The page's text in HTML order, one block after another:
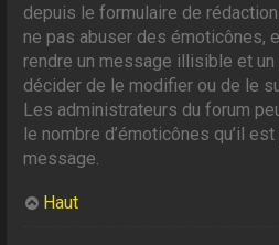
depuis le formulaire de
ne pas abuser des émoticônes,
rendre un message illisible et
décider de le modifier ou de le
Les administrateurs du forum
le nombre d’émoticônes qu’il
message.
Haut